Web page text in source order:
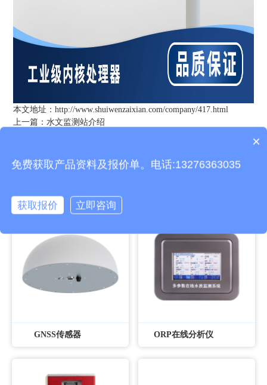
本文地址： http://www.shuiwenzaixian.com/company/417.html
上一篇： 水文监测站介绍
GNSS传感器 ORP在线分析仪
产品包含安装吗？
×
免费获取产品资料及报价单。电话:13276363035
获取报价 立即咨询